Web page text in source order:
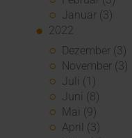
Januar (3)
2022
Dezember (3)
November (3)
Juli (1)
Juni (8)
Mai (9)
April (3)